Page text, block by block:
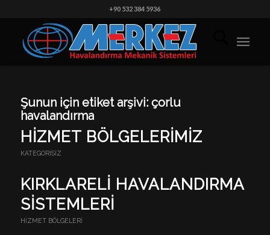
+90 532 384 5936
Şunun için etiket arşivi: çorlu
havalandırma
HİZMET BÖLGELERİMİZ
KATEGORISIZ
KIRKLARELI HAVALANDIRMA
SISTEMLERI
HIZMET BÖLGELERI